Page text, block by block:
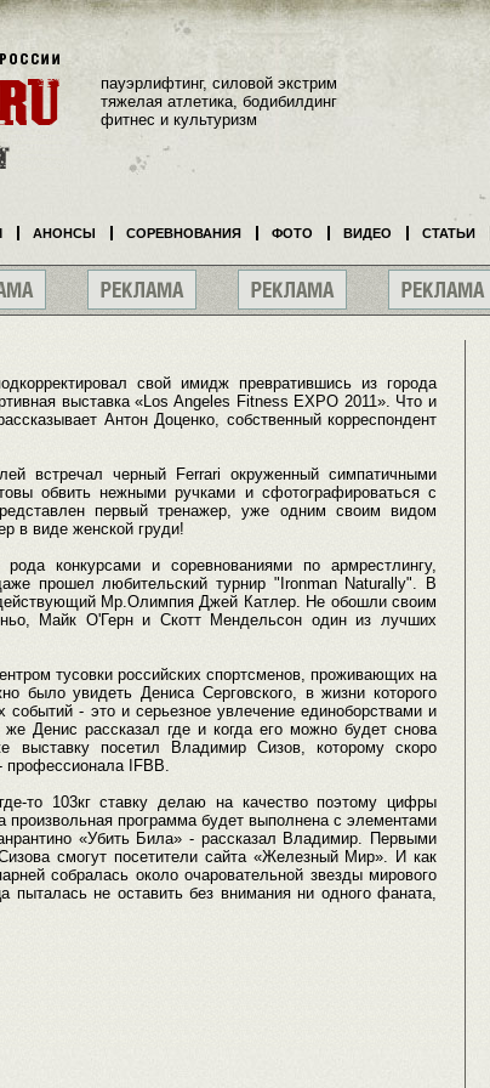
свой имидж превратившись из города
выставка «Los Angeles Fitness EXPO 2011». Что и
Антон Доценко, собственный корреспондент
встречал черный Ferrari окруженный симпатичными
обвить нежными ручками и сфотографироваться с
первый тренажер, уже одним своим видом
в виде женской груди!
конкурсами и соревнованиями по армрестлингу,
прошел любительский турнир "Ironman Naturally". В
действующий Мр.Олимпия Джей Катлер. Не обошли своим
Майк О'Герн и Скотт Мендельсон один из лучших
тусовки российских спортсменов, проживающих на
увидеть Дениса Серговского, в жизни которого
событий - это и серьезное увлечение единоборствами и
Денис рассказал где и когда его можно будет снова
выставку посетил Владимир Сизов, которому скоро
профессионала IFBB.
то 103кг ставку делаю на качество поэтому цифры
программа будет выполнена с элементами
«Убить Била» - рассказал Владимир. Первыми
смогут посетители сайта «Железный Мир». И как
собралась около очаровательной звезды мирового
пыталась не оставить без внимания ни одного фаната,
пауэрлифтинг, силовой экстрим
тяжелая атлетика, бодибилдинг
фитнес и культуризм
АНОНСЫ СОРЕВНОВАНИЯ ФОТО ВИДЕО СТАТЬИ